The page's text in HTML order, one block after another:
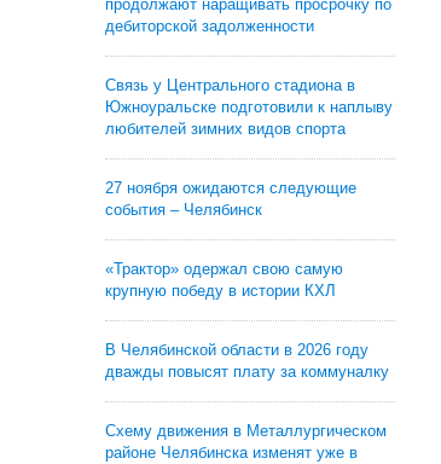
продолжают наращивать просрочку по
дебиторской задолженности
Связь у Центрального стадиона в
Южноуральске подготовили к наплыву
любителей зимних видов спорта
27 ноября ожидаются следующие
события – Челябинск
«Трактор» одержал свою самую
крупную победу в истории КХЛ
В Челябинской области в 2026 году
дважды повысят плату за коммуналку
Схему движения в Металлургическом
районе Челябинска изменят уже в